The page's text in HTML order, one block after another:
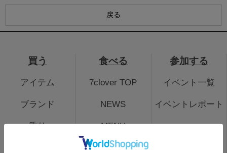
買う
アイテム
ブランド
香り
食べる
7clover TOP
NEWS
MENU
EVENT SPACE
参加する
イベント一覧
イベントレポート